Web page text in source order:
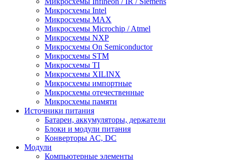
Микросхемы Intel
Микросхемы MAX
Микросхемы Microchip / Atmel
Микросхемы NXP
Микросхемы On Semiconductor
Микросхемы STM
Микросхемы TI
Микросхемы XILINX
Микросхемы импортные
Микросхемы отечественные
Микросхемы памяти
Источники питания
Батареи, аккумуляторы, держатели
Блоки и модули питания
Конверторы AC, DC
Модули
Компьютерные элементы